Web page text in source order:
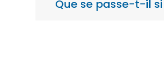
Que se passe-t-il